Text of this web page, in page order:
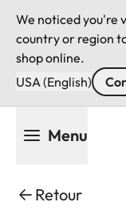
We noticed you're
country or region
shop online.
USA (English)
Menu
Retour